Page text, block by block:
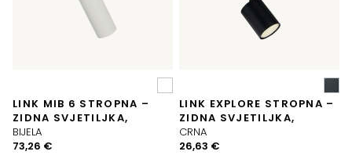
LINK MIB 6 STROPNA –
ZIDNA SVJETILJKA,
BIJELA
73,26 €
LINK EXPLORE STROPNA –
ZIDNA SVJETILJKA,
CRNA
26,63 €